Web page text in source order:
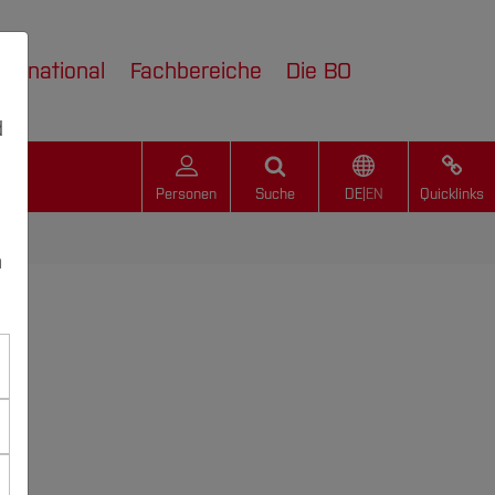
Fachbereiche Die BO
Personen Suche DE| EN Quicklinks